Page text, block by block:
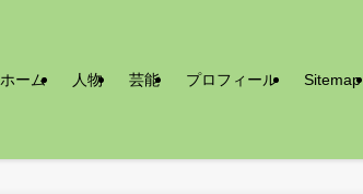
ホーム 人物 芸能 プロフィール Sitemap